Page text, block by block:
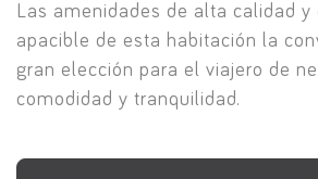
Las amenidades de alta calidad y
apacible de esta habitación la
gran elección para el viajero de
comodidad y tranquilidad.